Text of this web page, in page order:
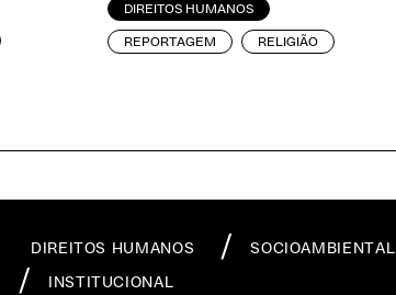
DIREITOS HUMANOS
REPORTAGEM RELIGIÃO
DIREITOS HUMANOS SOCIOAMBIENTAL
INSTITUCIONAL